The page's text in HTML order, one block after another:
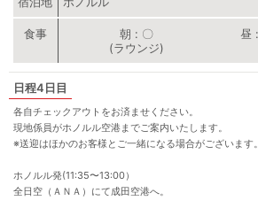
朝
〇
(ラウンジ)
昼
4日目
各自チェックアウトをお済ませください。
現地係員がホノルル空港までご案内いたします。
※送迎はほかのお客様とご一緒になる場合がございます。
ホノルル発(11:35〜13:00）
全日空（ＡＮＡ）にて成田空港へ。